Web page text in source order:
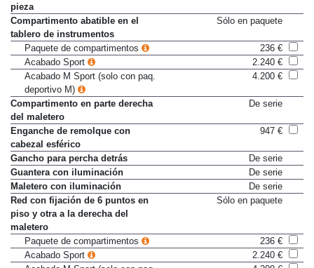
pieza
Compartimento abatible en el
tablero de instrumentos
Sólo en paquete
Paquete de compartimentos
236 €
Acabado Sport
2.240 €
Acabado M Sport (solo con paq.
deportivo M)
4.200 €
Compartimento en parte derecha
del maletero
De serie
Enganche de remolque con
cabezal esférico
947 €
Gancho para percha detrás
De serie
Guantera con iluminación
De serie
Maletero con iluminación
De serie
Red con fijación de 6 puntos en
piso y otra a la derecha del
maletero
Sólo en paquete
Paquete de compartimentos
236 €
Acabado Sport
2.240 €